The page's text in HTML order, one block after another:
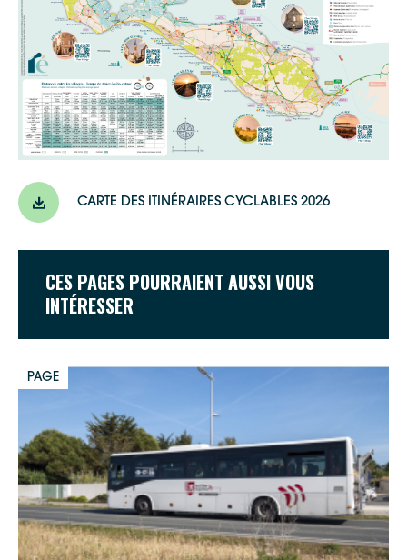
CES PAGES POURRAIENT AUSSI VOUS
INTÉRESSER
PAGE
CARTE DES ITINÉRAIRES CYCLABLES 2026